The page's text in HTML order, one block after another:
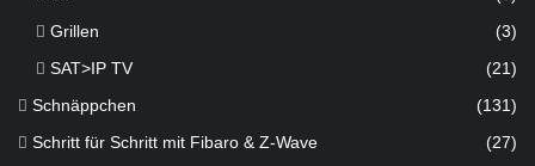
Grillen
(3)
SAT>IP TV
(21)
Schnäppchen (131)
Schritt für Schritt mit Fibaro & Z-Wave (27)